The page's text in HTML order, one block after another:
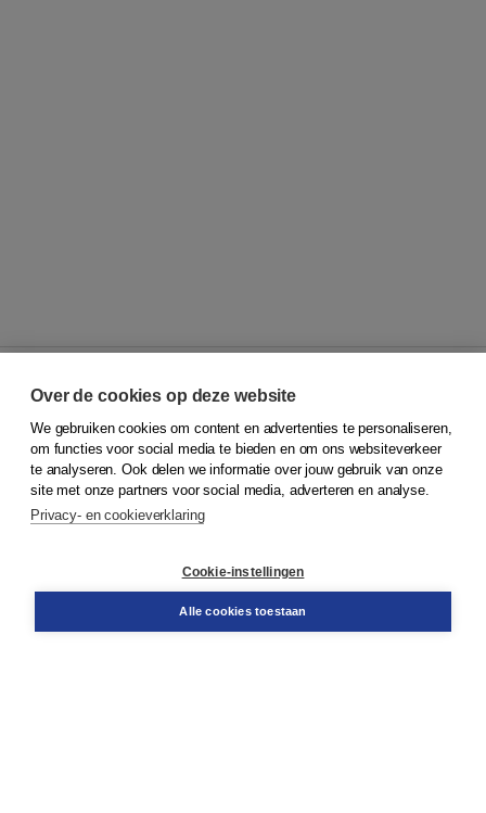
© 2026Koninklijke Boom uitgevers
Klantenservice
Service & informatie
Contact
Over de cookies op deze website
We gebruiken cookies om content en advertenties te personaliseren,
om functies voor social media te bieden en om ons websiteverkeer
te analyseren. Ook delen we informatie over jouw gebruik van onze
site met onze partners voor social media, adverteren en analyse.
Privacy- en cookieverklaring
Cookie-instellingen
Alle cookies toestaan